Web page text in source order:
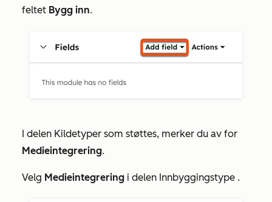
feltet Bygg inn.
I delen Kildetyper som støttes, merker du av for
Medieintegrering.
Velg Medieintegrering i delen Innbyggingstype .